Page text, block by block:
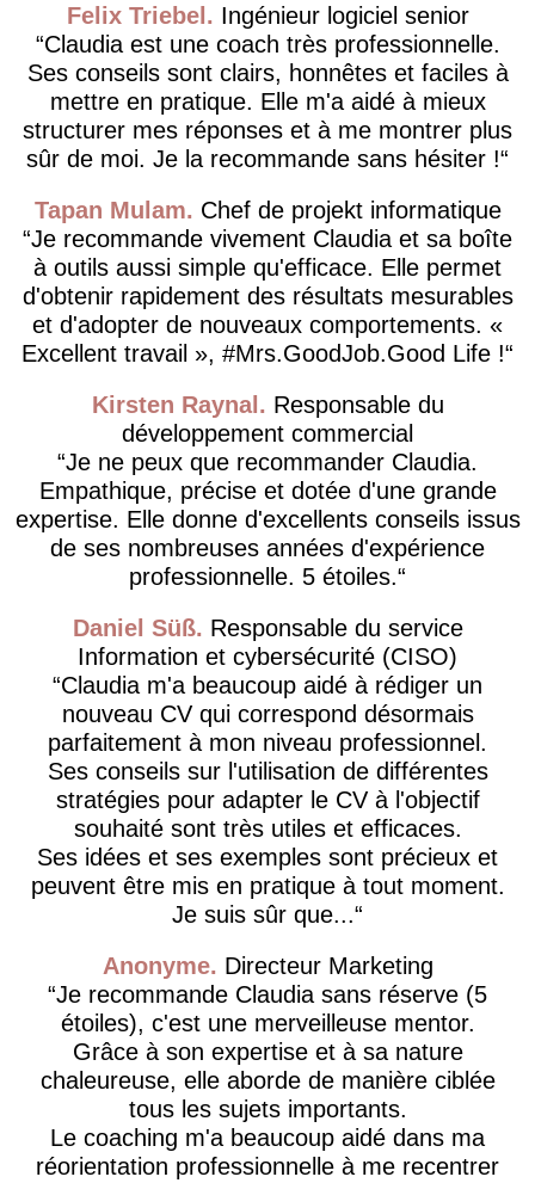
Felix Triebel
Ingénieur logiciel senior
Claudia est une coach très professionnelle.
Ses conseils sont clairs, honnêtes et faciles à
mettre en pratique. Elle m'a aidé à mieux
structurer mes réponses et à me montrer plus
sûr de moi. Je la recommande sans hésiter !
Tapan Mulam
Chef de projekt informatique
Je recommande vivement Claudia et sa boîte
à outils aussi simple qu'efficace. Elle permet
d'obtenir rapidement des résultats mesurables
et d'adopter de nouveaux comportements. «
Excellent travail », #Mrs.GoodJob.Good Life !
Kirsten Raynal
Responsable du
développement commercial
Je ne peux que recommander Claudia.
Empathique, précise et dotée d'une grande
expertise. Elle donne d'excellents conseils issus
de ses nombreuses années d'expérience
professionnelle. 5 étoiles.
Daniel Süß
Responsable du service
Information et cybersécurité (CISO)
Claudia m'a beaucoup aidé à rédiger un
nouveau CV qui correspond désormais
parfaitement à mon niveau professionnel.
Ses conseils sur l'utilisation de différentes
stratégies pour adapter le CV à l'objectif
souhaité sont très utiles et efficaces.
Ses idées et ses exemples sont précieux et
peuvent être mis en pratique à tout moment.
Je suis sûr que...
Anonyme
Directeur Marketing
Je recommande Claudia sans réserve (5
étoiles), c'est une merveilleuse mentor.
Grâce à son expertise et à sa nature
chaleureuse, elle aborde de manière ciblée
tous les sujets importants.
Le coaching m'a beaucoup aidé dans ma
réorientation professionnelle à me recentrer